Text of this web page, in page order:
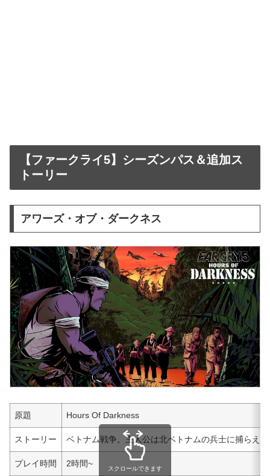
【ファークライ5】シーズンパス＆追加ス
トーリー
アワーズ・オブ・ダークネス
原題 Hours Of Darkness
ストーリー ベトナム戦争。主人公は北ベトナムの兵士に捕らえ
プレイ時間 2時間~
スクロールできます